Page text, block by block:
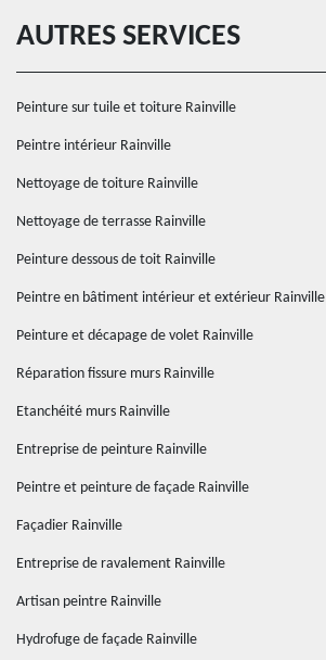
AUTRES SERVICES
Peinture sur tuile et toiture Rainville
Peintre intérieur Rainville
Nettoyage de toiture Rainville
Nettoyage de terrasse Rainville
Peinture dessous de toit Rainville
Peintre en bâtiment intérieur et extérieur Rainville
Peinture et décapage de volet Rainville
Réparation fissure murs Rainville
Etanchéité murs Rainville
Entreprise de peinture Rainville
Peintre et peinture de façade Rainville
Façadier Rainville
Entreprise de ravalement Rainville
Artisan peintre Rainville
Hydrofuge de façade Rainville